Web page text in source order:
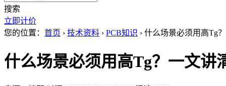
搜索
立即计价
您的位置： 首页 › 技术资料 › PCB知识 › 什么场景必须用高Tg
什么场景必须用高Tg？一文讲